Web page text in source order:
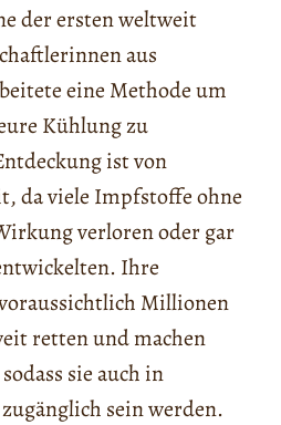
der ersten weltweit
aus
eine Methode um
Kühlung zu
ist von
da viele Impfstoffe ohne
verloren oder gar
Ihre
Millionen
retten und machen
sie auch in
sein werden.